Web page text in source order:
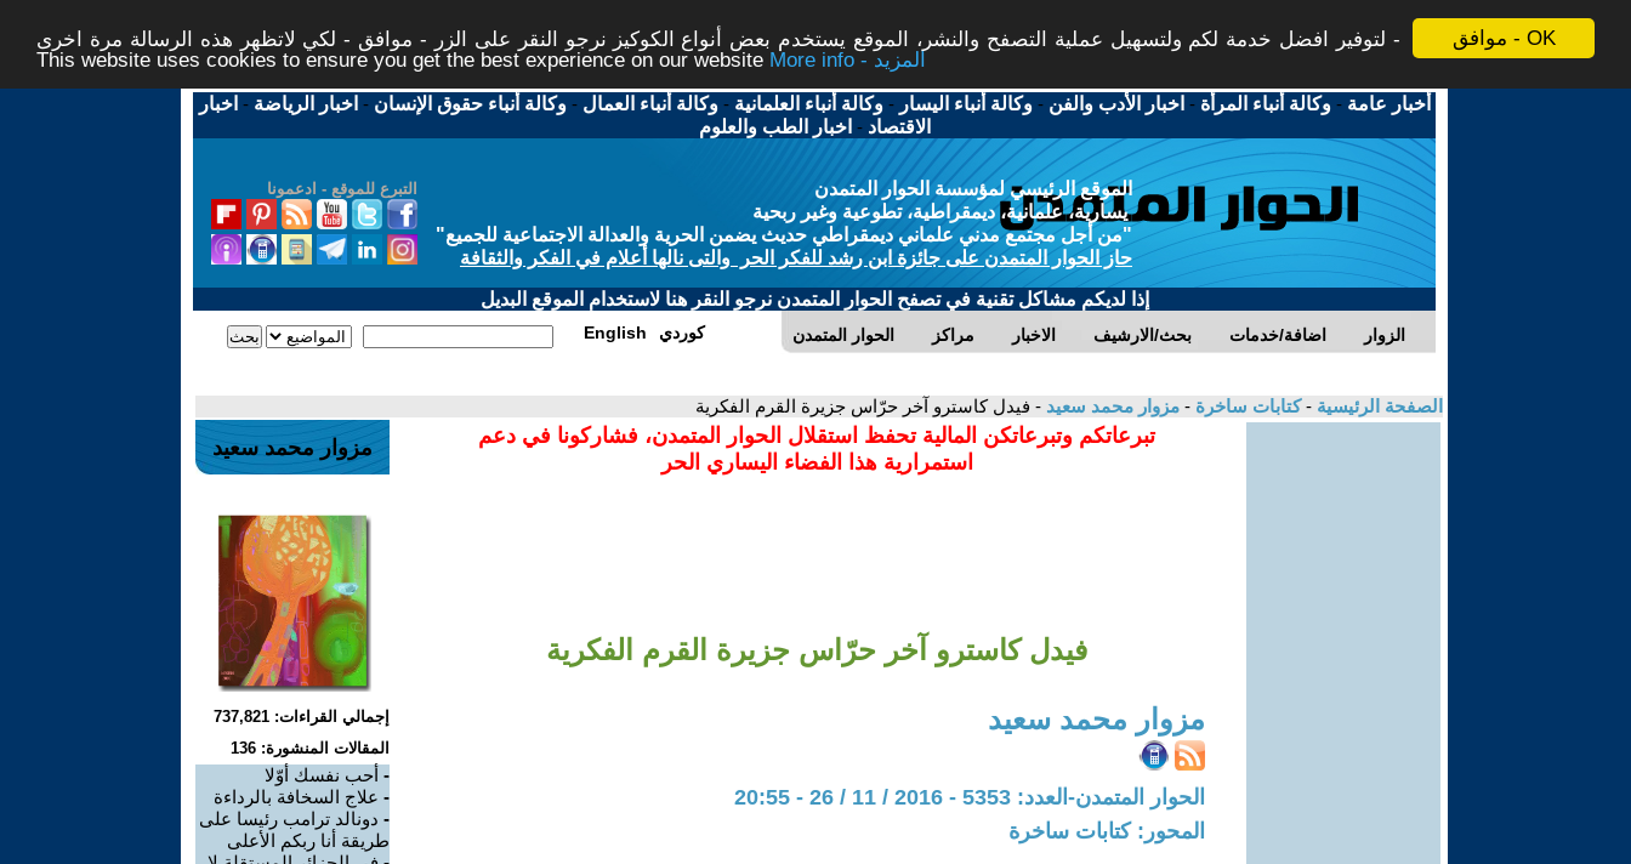
موافق - OK
لتوفير افضل خدمة لكم ولتسهيل عملية التصفح والنشر، الموقع يستخدم بعض أنواع الكوكيز نرجو النقر على الزر - موافق - لكي لاتظهر هذه الرسالة مرة اخرى -
This website uses cookies to ensure you get the best experience on our website
More info - المزيد
أخبار عامة -وكالة أنباء المرأة - اخبار الأدب والفن -وكالة أنباء اليسار -وكالة أنباء العلمانية -وكالة أنباء العمال -وكالة أنباء حقوق الإنسان - اخبار الرياضة - اخبار
الاقتصاد - اخبار الطب والعلوم
التبرع للموقع - ادعمونا
الموقع الرئيسي لمؤسسة الحوار المتمدن
يسارية، علمانية، ديمقراطية، تطوعية وغير ربحية
"من أجل مجتمع مدني علماني ديمقراطي حديث يضمن الحرية والعدالة الاجتماعية للجميع"
حاز الحوار المتمدن على جائزة ابن رشد للفكر الحر والتى نالها أعلام في الفكر والثقافة
إذا لديكم مشاكل تقنية في تصفح الحوار المتمدن نرجو النقر هنا لاستخدام الموقع البديل
الحوار المتمدن مراكز الاخبار بحث/الارشيف اضافة/خدمات الزوار English كوردي
الصفحة الرئيسية -كتابات ساخرة - مزوار محمد سعيد - فيدل كاسترو آخر حرّاس جزيرة القرم الفكرية
تبرعاتكم وتبرعاتكن المالية تحفظ استقلال الحوار المتمدن، فشاركونا في دعم
استمرارية هذا الفضاء اليساري الحر
فيدل كاسترو آخر حرّاس جزيرة القرم الفكرية
مزوار محمد سعيد
الحوار المتمدن-العدد: 5353 - 2016 / 11 / 26 - 20:55
المحور: كتابات ساخرة
مزوار محمد سعيد
إجمالي القراءات: 737,821
المقالات المنشورة: 136
- أحب نفسك أوّلا
- علاج السخافة بالرداءة
- دونالد ترامب رئيسا على
طريقة أنا ربكم الأعلى